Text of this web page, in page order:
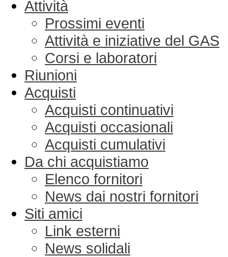
Attività
Prossimi eventi
Attività e iniziative del GAS
Corsi e laboratori
Riunioni
Acquisti
Acquisti continuativi
Acquisti occasionali
Acquisti cumulativi
Da chi acquistiamo
Elenco fornitori
News dai nostri fornitori
Siti amici
Link esterni
News solidali